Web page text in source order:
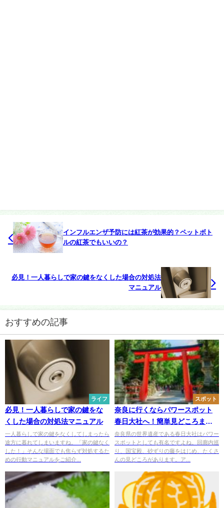
インフルエンザ予防には紅茶が効果的？ペットボト
ルの紅茶でもいいの？
必見！一人暮らしで家の鍵をなくした場合の対処法
マニュアル
おすすめの記事
ライフ
必見！一人暮らしで家の鍵をな
くした場合の対処法マニュアル
一人暮らしで家の鍵をなくしてしまったら
途方に暮れてしまいますね。「家の鍵なく
した！」そんな場面でも焦らず対処するた
めの行動マニュアルをご紹介...
スポット
奈良に行くならパワースポット
春日大社へ！簡単見どころまと
め
奈良県の世界遺産である春日大社はパワー
スポットとしても有名ですよね。回廊内巡
り、国宝殿、砂ずりの藤をはじめ、たくさ
んの見どころがあります。ア...